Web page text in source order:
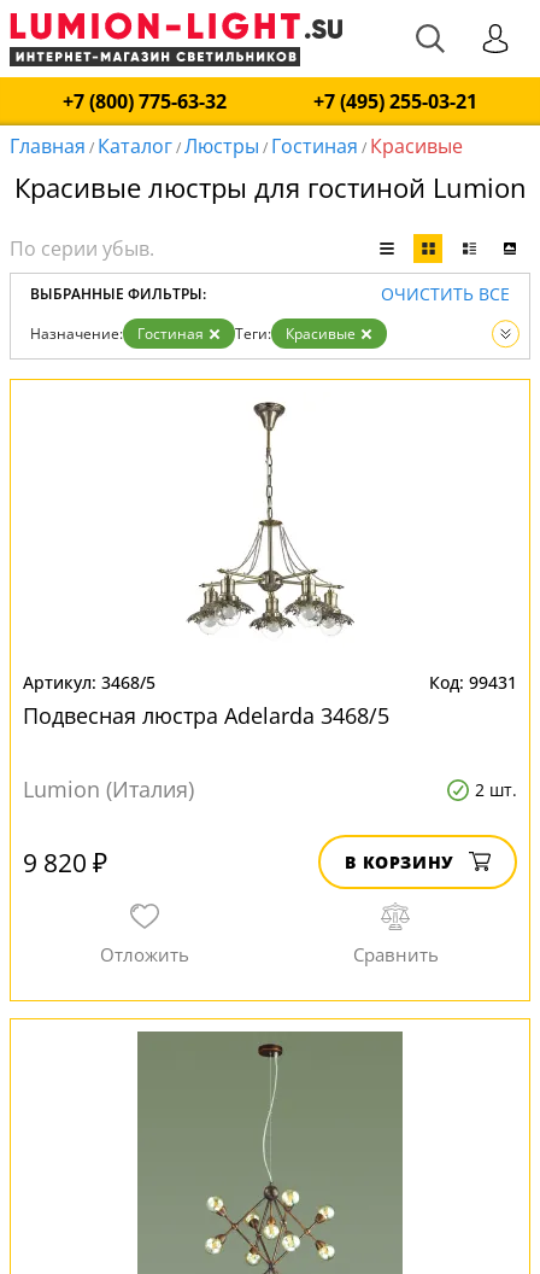
+7 (800) 775-63-32
+7 (495) 255-03-21
Главная / Каталог/Люстры / Гостиная / Красивые
Красивые люстры для гостиной Lumion
ВЫБРАННЫЕ ФИЛЬТРЫ: ОЧИСТИТЬ ВСЕ
Назначение: Гостиная Теги:
Красивые
Вид:
Люстры
3468/5 99431
Подвесная люстра Adelarda 3468/5
Lumion (Италия) 2 шт.
9 820 ₽ В КОРЗИНУ